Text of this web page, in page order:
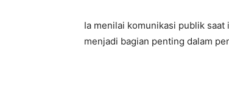
Ia menilai komunikasi publik
menjadi bagian penting dalam